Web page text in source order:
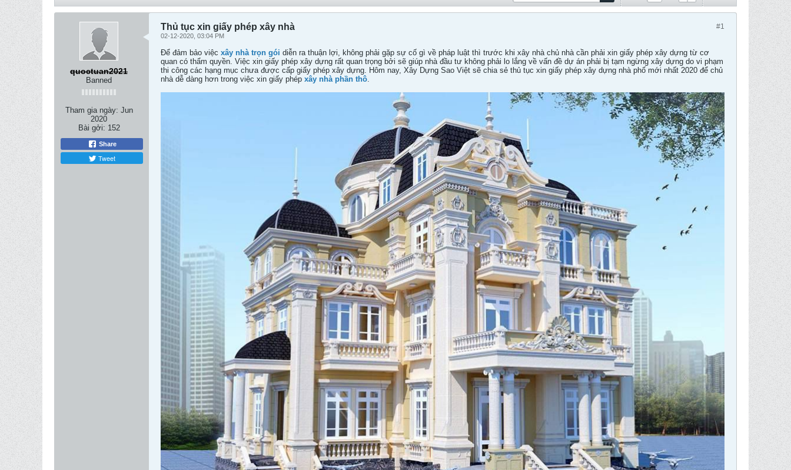
quoctuan2021
Banned
Tham gia ngày: Jun
2020
Bài gởi: 152
Share
Tweet
#1
Thủ tục xin giấy phép xây nhà
02-12-2020, 03:04 PM
Để đảm bảo việc xây nhà trọn gói diễn ra thuận lợi, không phải gặp sự cố gì về pháp luật thì trước khi xây nhà chủ nhà cần phải xin giấy phép xây dựng từ cơ
quan có thẩm quyền. Việc xin giấy phép xây dựng rất quan trọng bởi sẽ giúp nhà đầu tư không phải lo lắng về vấn đề dự án phải bị tạm ngừng xây dựng do vi phạm
thi công các hạng mục chưa được cấp giấy phép xây dựng. Hôm nay, Xây Dựng Sao Việt sẽ chia sẻ thủ tục xin giấy phép xây dựng nhà phố mới nhất 2020 để chủ
nhà dễ dàng hơn trong việc xin giấy phép xây nhà phần thô.